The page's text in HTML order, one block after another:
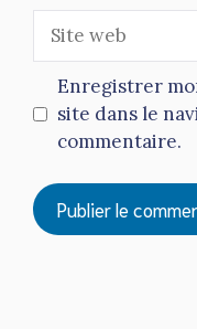
web
Enregistrer
site dans le
commentaire.